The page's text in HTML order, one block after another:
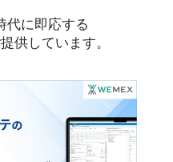
代に即応する
供しています。